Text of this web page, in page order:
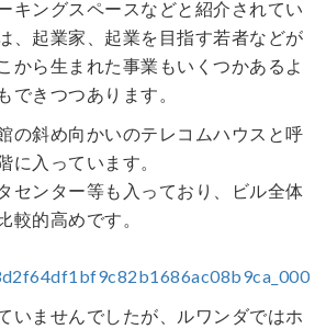
キングスペースなどと紹介されてい
、起業家、起業を目指す若者などが
から生まれた事業もいくつかあるよ
できつつあります。
の斜め向かいのテレコムハウスと呼
に入っています。
センター等も入っており、ビル全体
較的高めです。
いませんでしたが、ルワンダではホ